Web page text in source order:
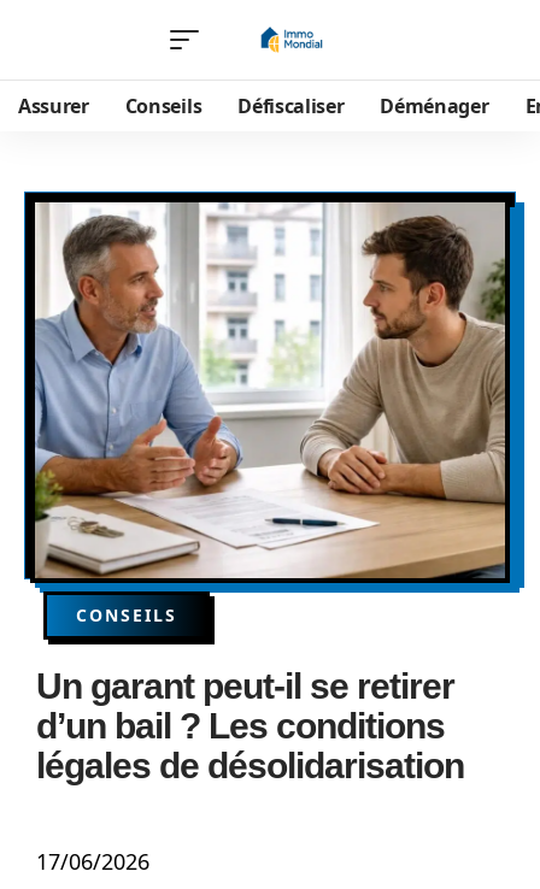
Assurer Conseils Défiscaliser Déménager
CONSEILS
Un garant peut-il se retirer
d’un bail ? Les conditions
légales de désolidarisation
17/06/2026